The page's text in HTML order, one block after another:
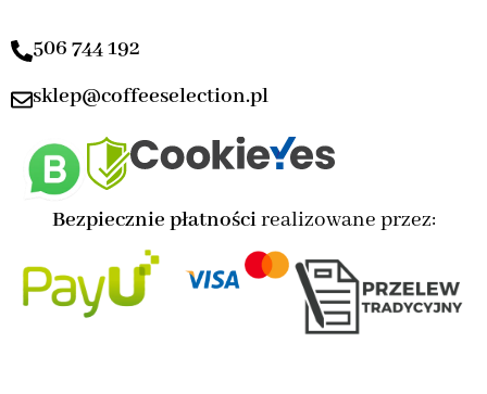
506 744 192
sklep@coffeeselection.pl
Bezpiecznie płatnościrealizowane przez: